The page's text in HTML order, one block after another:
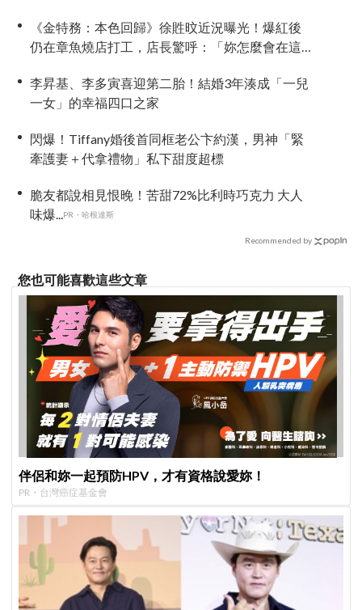
《金特務：本色回歸》徐貹旼近況曝光！爆紅後
仍在章魚燒店打工，店長驚呼：「妳怎麼會在這
李昇基、李多寅喜迎第二胎！結婚3年湊成「一兒
一女」的幸福四口之家
閃爆！Tiffany婚後首同框老公卞約漢，男神「緊
牽護妻＋代拿禮物」私下甜度超標
脆友都說相見恨晚！苦甜72%比利時巧克力 大人
味爆...PR・哈根達斯
Recommended by
您也可能喜歡這些文章
伴侶和妳一起預防HPV，才有資格說愛妳！
PR・台灣癌症基金會